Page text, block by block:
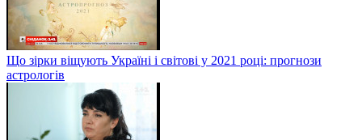
Що зірки віщують Україні і світові у 2021 році: прогнози
астрологів